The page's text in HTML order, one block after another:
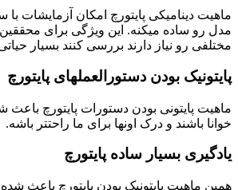
ماهیت دینامیکی پایتورچ امکان آزمایشات
مدل رو ساده میکنه. این ویژگی برای
مختلفی رو نیاز دارند بررسی کنند بسیار
پایتونیک بودن دستورالعملهای پایتورچ
ماهیت پایتونی بودن دستورات پایتورچ باعث
خوانا باشند و درک اونها برای ما راحتتر باشه.
یادگیری بسیار ساده پایتورچ
همین ماهیت پایتونیک بودن پایتورچ باعث